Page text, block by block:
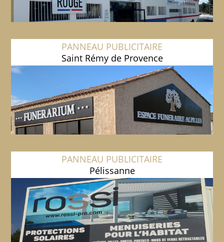
PANNEAU PUBLICITAIRE
Saint Rémy de Provence
PANNEAU PUBLICITAIRE
Pélissanne